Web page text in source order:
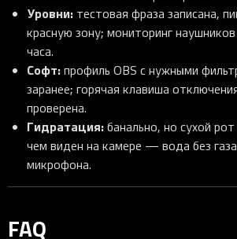
Уровни: тестовая фраза записана,
красную зону; мониторинг
часа.
Софт:профиль OBS с нужными
заранее; горячая клавиша
проверена.
Гидратация:банально, но сухой
чем виден на камере — вода без
микрофона.
FAQ